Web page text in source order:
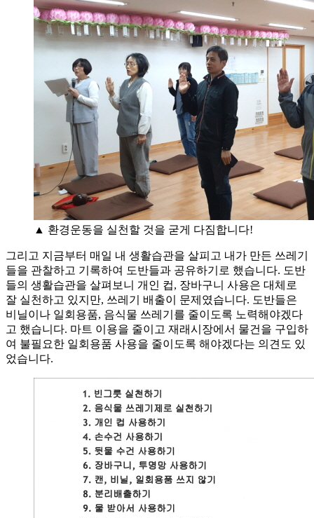
▲ 환경운동을 실천할 것을 굳게 다짐합니다!
그리고 지금부터 매일 내 생활습관을 살피고 내가 만든 쓰레기
들을 관찰하고 기록하여 도반들과 공유하기로 했습니다. 도반
들의 생활습관을 살펴보니 개인 컵, 장바구니 사용은 대체로
잘 실천하고 있지만, 쓰레기 배출이 문제였습니다. 도반들은
비닐이나 일회용품, 음식물 쓰레기를 줄이도록 노력해야겠다
고 했습니다. 마트 이용을 줄이고 재래시장에서 물건을 구입하
여 불필요한 일회용품 사용을 줄이도록 해야겠다는 의견도 있
었습니다.